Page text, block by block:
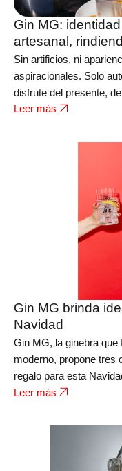
Gin MG:
artesanal, rindiendo
real y al disfrute
auténticos
Sin artificios, ni
aspiracionales. Solo
disfrute del presente,
Leer más
Gin MG brinda
Navidad
Gin MG, la ginebra
moderno, propone tres
regalo para esta
Leer más